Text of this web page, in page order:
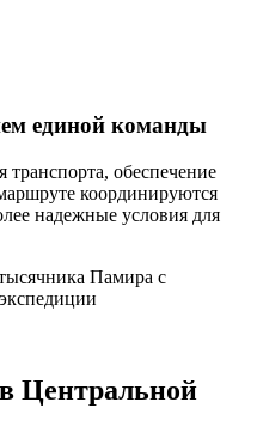
единой команды
обеспечение
координируются
надежные условия для
Памира с
Центральной